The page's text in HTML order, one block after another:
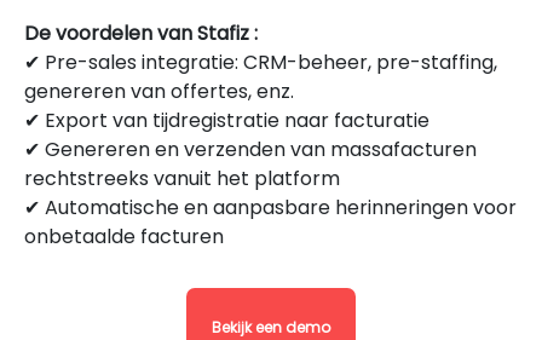
De voordelen van Stafiz :
✔ Pre-sales integratie: CRM-beheer, pre-staffing,
genereren van offertes, enz.
✔ Export van tijdregistratie naar facturatie
✔ Genereren en verzenden van massafacturen
rechtstreeks vanuit het platform
✔ Automatische en aanpasbare herinneringen voor
onbetaalde facturen
Bekijk een demo